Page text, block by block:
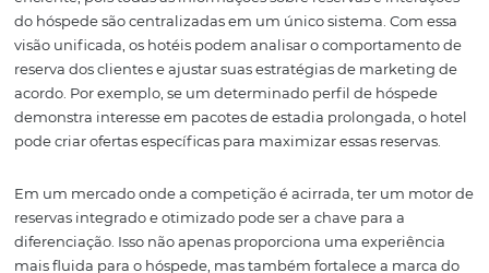
hotéis economizem tempo e recursos. Em vez de gastar
criando e enviando campanhas manuais, as equipes
concentrar em outras áreas do negócio, sabendo que
comunicações automatizadas estão sendo entregues no
momento certo e para as pessoas certas.
Integração Total com
Motor de Reservas